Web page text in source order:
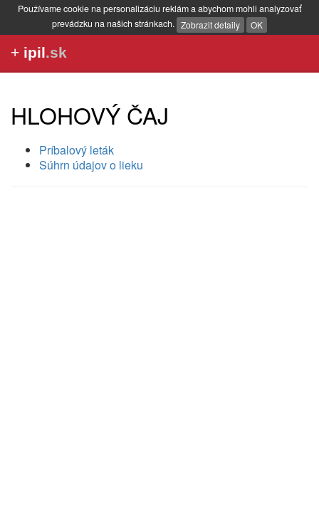
Používame cookie na personalizáciu reklám a abychom mohli analyzovať
prevádzku na našich stránkach. Zobrazit detaily OK
+ ipil.sk
HLOHOVÝ ČAJ
Príbalový leták
Súhrn údajov o lieku